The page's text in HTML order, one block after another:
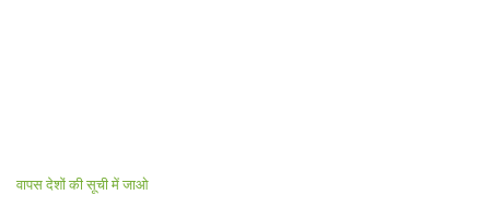
वापस देशों की सूची में जाओ